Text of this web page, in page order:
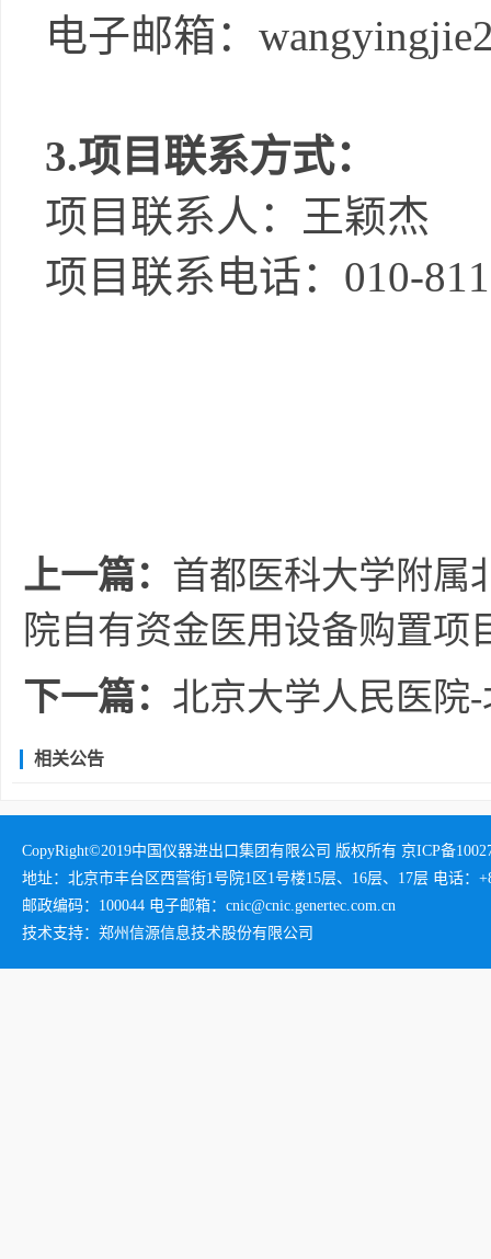
电子邮箱：
3.项目联系方式：
项目联系人： 王颖杰
项目联系电话： 010-
上一篇： 首都医科大学附属
院自有资金医用设备购置项
下一篇： 北京大学人民医院
相关公告
CopyRight©2019中国仪器进出口集团有限公司 版权所有 京ICP备
地址：北京市丰台区西营街1号院1区1号楼15层、16层、17层 电话：
邮政编码：100044 电子邮箱：cnic@cnic.genertec.com.cn
技术支持：郑州信源信息技术股份有限公司